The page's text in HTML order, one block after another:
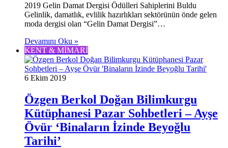
2019 Gelin Damat Dergisi Ödülleri Sahiplerini Buldu
Gelinlik, damatlık, evlilik hazırlıkları sektörünün önde gelen
moda dergisi olan “Gelin Damat Dergisi”…
Devamını Oku »
KENT & MİMARİ
6 Ekim 2019
Özgen Berkol Doğan Bilimkurgu
Kütüphanesi Pazar Sohbetleri – Ayşe
Övür ‘Binaların İzinde Beyoğlu
Tarihi’